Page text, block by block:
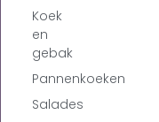
Koek
en
gebak
Pannenkoeken
Salades